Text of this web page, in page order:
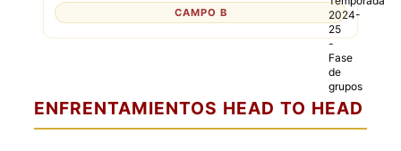
CAMPO B
ENFRENTAMIENTOS HEAD TO HEAD